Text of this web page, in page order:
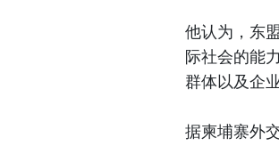
他认为，东
际社会的能
群体以及企
据柬埔寨外